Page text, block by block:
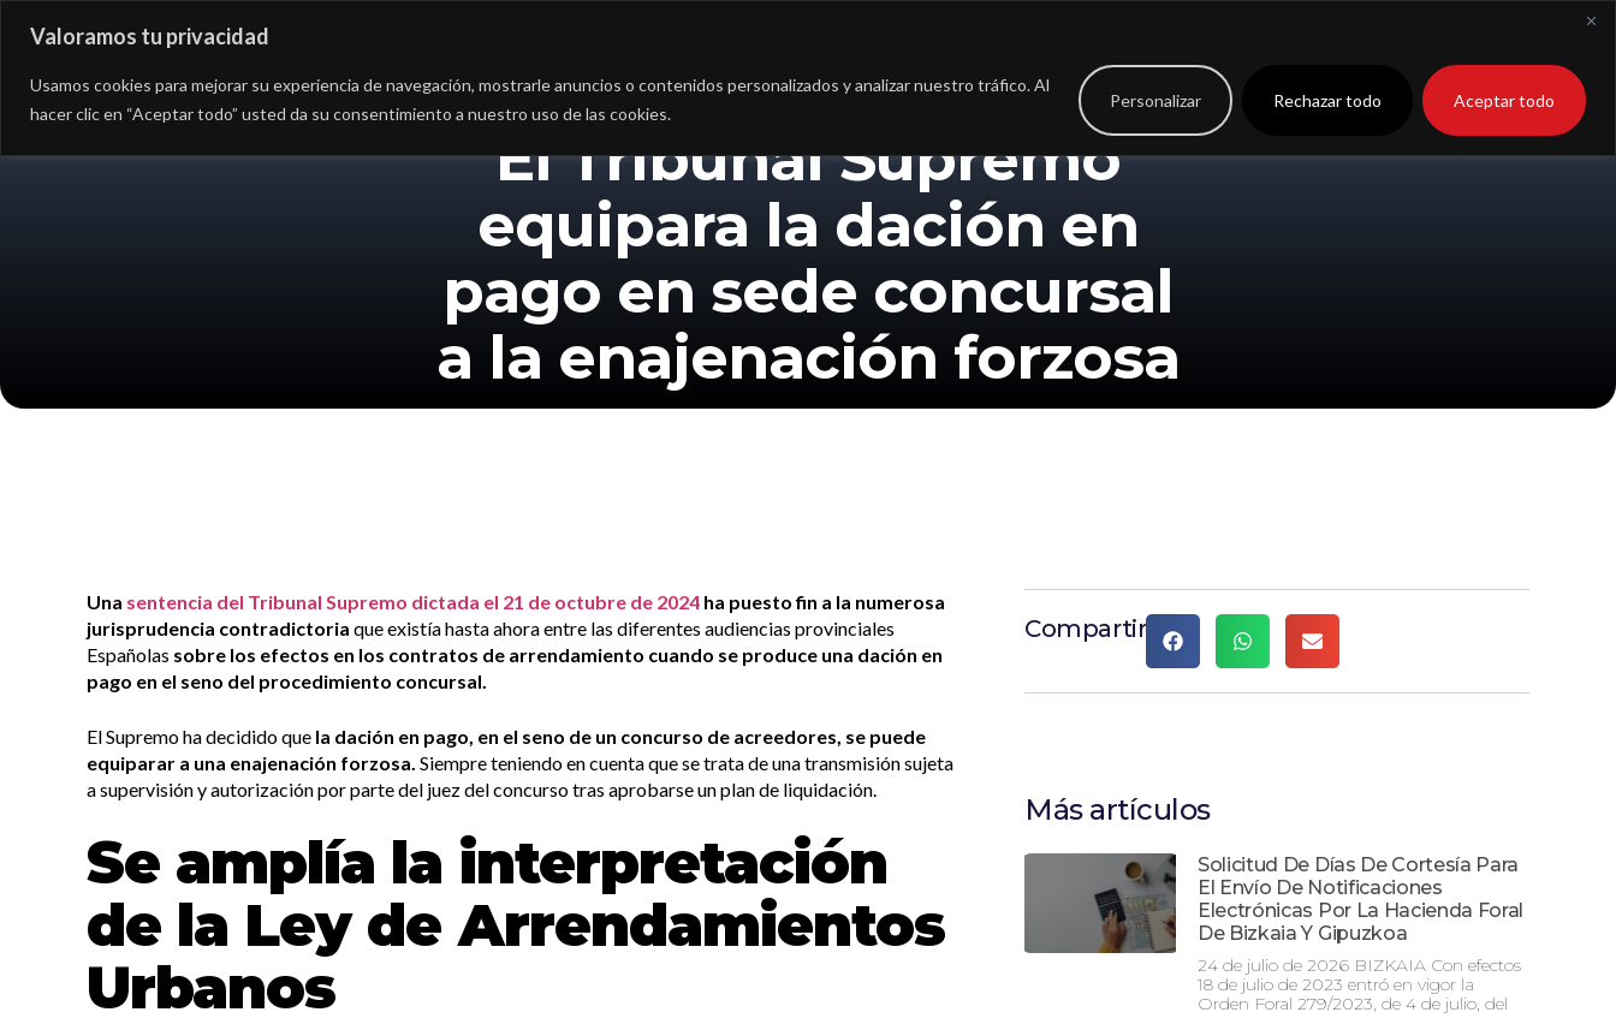
Valoramos tu privacidad
Usamos cookies para mejorar su experiencia de navegación, mostrarle anuncios o contenidos personalizados y analizar nuestro tráfico. Al
hacer clic en “Aceptar todo” usted da su consentimiento a nuestro uso de las cookies.
Personalizar Rechazar todo Aceptar todo
El Tribunal Supremo
equipara la dación en
pago en sede concursal
a la enajenación forzosa
Una sentencia del Tribunal Supremo dictada el 21 de octubre de 2024 ha puesto fin a la numerosa
jurisprudencia contradictoria que existía hasta ahora entre las diferentes audiencias provinciales
Españolas sobre los efectos en los contratos de arrendamiento cuando se produce una dación en
pago en el seno del procedimiento concursal.
El Supremo ha decidido que la dación en pago, en el seno de un concurso de acreedores, se puede
equiparar a una enajenación forzosa. Siempre teniendo en cuenta que se trata de una transmisión sujeta
a supervisión y autorización por parte del juez del concurso tras aprobarse un plan de liquidación.
Se amplía la interpretación
de la Ley de Arrendamientos
Urbanos
Compartir
Más artículos
Solicitud De Días De Cortesía Para
El Envío De Notificaciones
Electrónicas Por La Hacienda Foral
De Bizkaia Y Gipuzkoa
24 de julio de 2026 BIZKAIA Con efectos
18 de julio de 2023 entró en vigor la
Orden Foral 279/2023, de 4 de julio, del